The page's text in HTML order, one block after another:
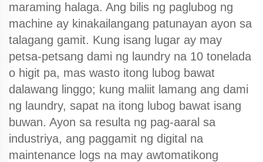
maraming halaga. Ang bilis ng paglubog ng
machine ay kinakailangang patunayan ayon sa
talagang gamit. Kung isang lugar ay may
petsa-petsang dami ng laundry na 10 tonelada
o higit pa, mas wasto itong lubog bawat
dalawang linggo; kung maliit lamang ang dami
ng laundry, sapat na itong lubog bawat isang
buwan. Ayon sa resulta ng pag-aaral sa
industriya, ang paggamit ng digital na
maintenance logs na may awtomatikong